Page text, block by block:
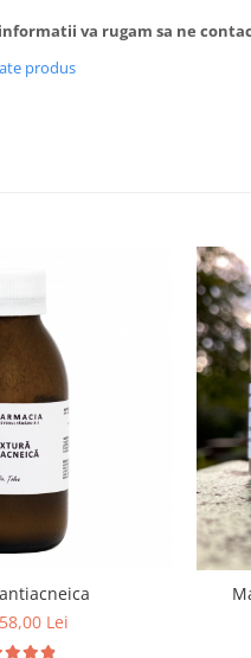
va rugam sa ne
produs
Lei